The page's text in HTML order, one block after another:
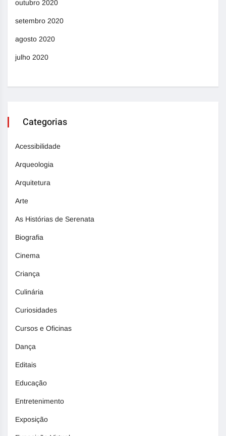
outubro 2020
setembro 2020
agosto 2020
julho 2020
Categorias
Acessibilidade
Arqueologia
Arquitetura
Arte
As Histórias de Serenata
Biografia
Cinema
Criança
Culinária
Curiosidades
Cursos e Oficinas
Dança
Editais
Educação
Entretenimento
Exposição